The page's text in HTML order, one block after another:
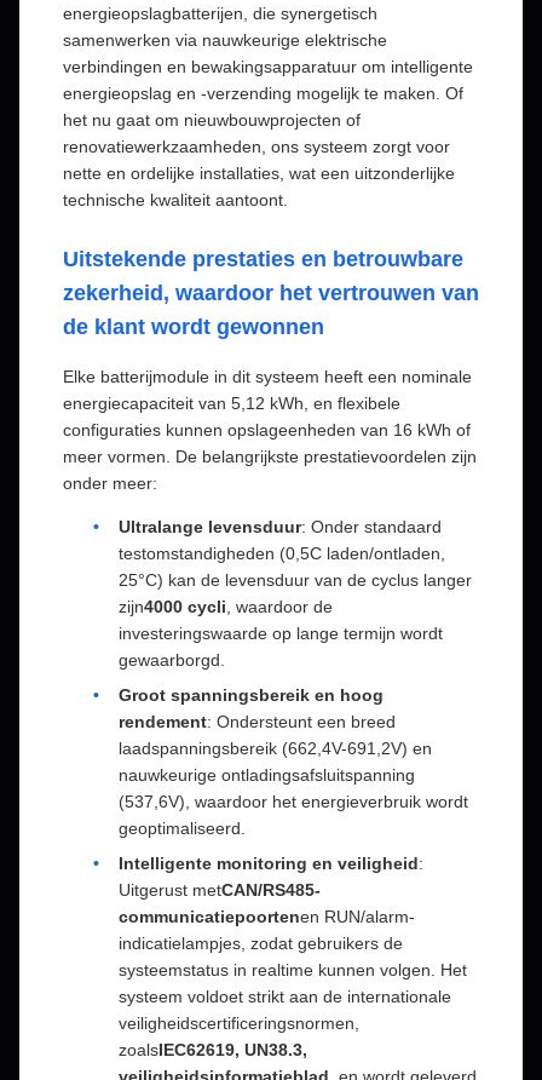
energieopslagbatterijen, die synergetisch
samenwerken via nauwkeurige elektrische
verbindingen en bewakingsapparatuur om intelligente
energieopslag en -verzending mogelijk te maken. Of
het nu gaat om nieuwbouwprojecten of
renovatiewerkzaamheden, ons systeem zorgt voor
nette en ordelijke installaties, wat een uitzonderlijke
technische kwaliteit aantoont.
Uitstekende prestaties en betrouwbare
zekerheid, waardoor het vertrouwen van
de klant wordt gewonnen
Elke batterijmodule in dit systeem heeft een nominale
energiecapaciteit van 5,12 kWh, en flexibele
configuraties kunnen opslageenheden van 16 kWh of
meer vormen. De belangrijkste prestatievoordelen zijn
onder meer:
Ultralange levensduur: Onder standaard
testomstandigheden (0,5C laden/ontladen,
25°C) kan de levensduur van de cyclus langer
zijn4000 cycli , waardoor de
investeringswaarde op lange termijn wordt
gewaarborgd.
Groot spanningsbereik en hoog
rendement: Ondersteunt een breed
laadspanningsbereik (662,4V-691,2V) en
nauwkeurige ontladingsafsluitspanning
(537,6V), waardoor het energieverbruik wordt
geoptimaliseerd.
Intelligente monitoring en veiligheid:
Uitgerust metCAN/RS485-
communicatiepoortenen RUN/alarm-
indicatielampjes, zodat gebruikers de
systeemstatus in realtime kunnen volgen. Het
systeem voldoet strikt aan de internationale
veiligheidscertificeringsnormen,
zoalsIEC62619, UN38.3,